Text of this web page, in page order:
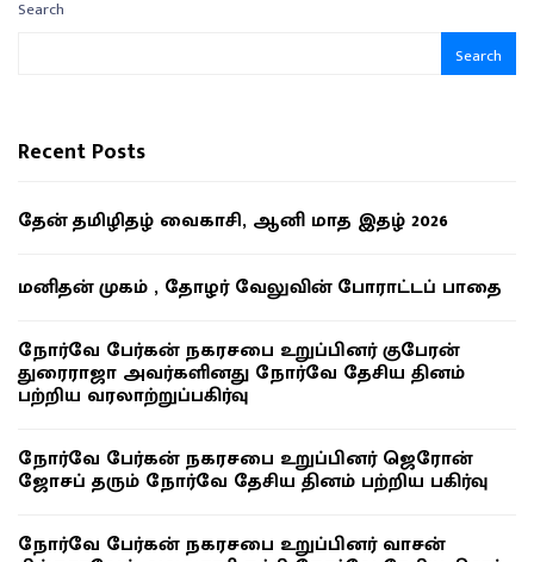
Search
Search
Recent Posts
தேன் தமிழிதழ் வைகாசி, ஆனி மாத இதழ் 2026
மனிதன் முகம் , தோழர் வேலுவின் போராட்டப் பாதை
நோர்வே பேர்கன் நகரசபை உறுப்பினர் குபேரன்
துரைராஜா அவர்களினது நோர்வே தேசிய தினம்
பற்றிய வரலாற்றுப்பகிர்வு
நோர்வே பேர்கன் நகரசபை உறுப்பினர் ஜெரோன்
ஜோசப் தரும் நோர்வே தேசிய தினம் பற்றிய பகிர்வு
நோர்வே பேர்கன் நகரசபை உறுப்பினர் வாசன்